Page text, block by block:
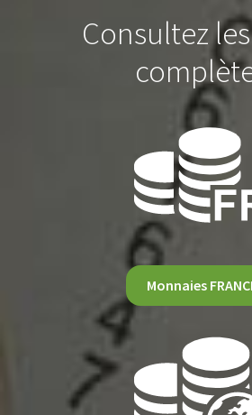
Consultez
Monnaies